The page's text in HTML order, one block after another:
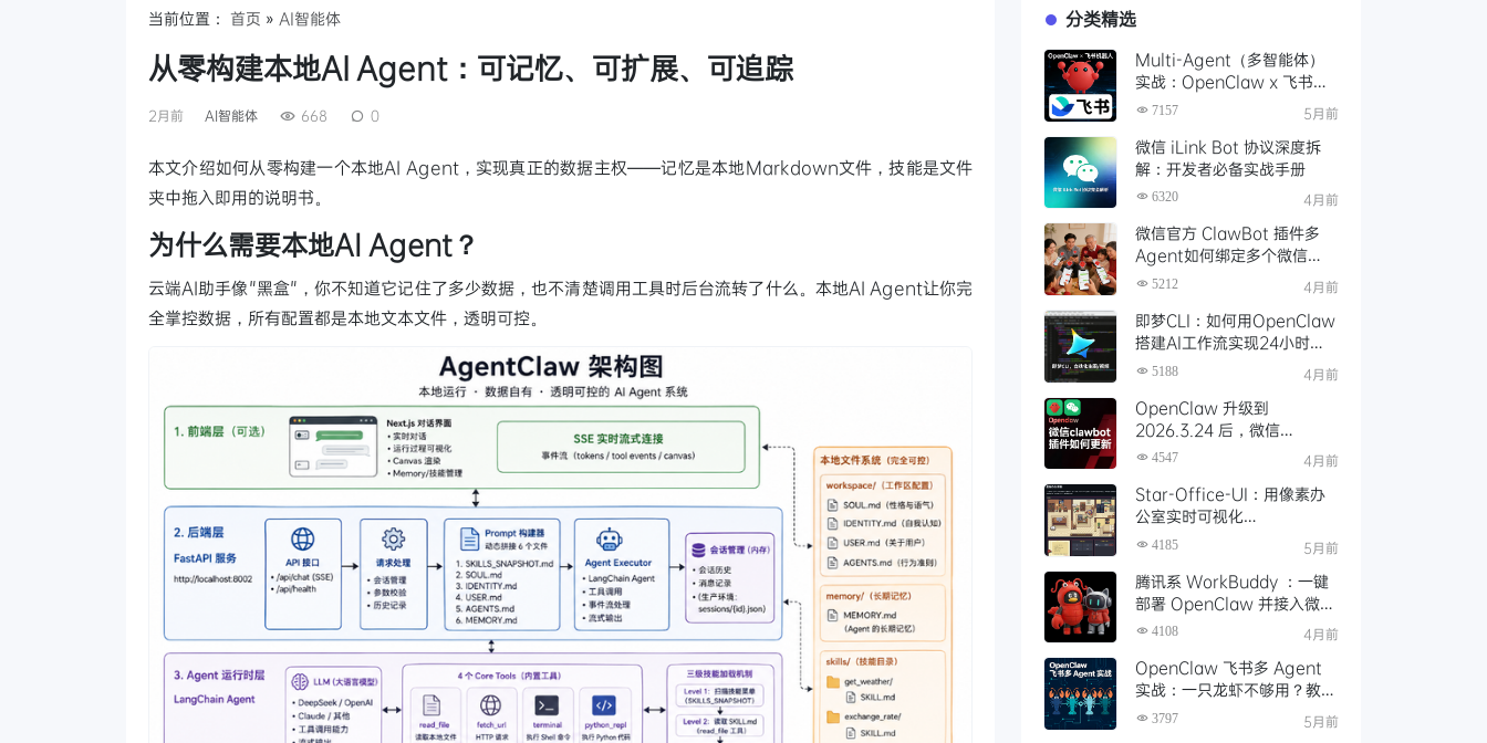
当前位置： 首页 » AI智能体
从零构建本地AI Agent：可记忆、可扩展、可追踪
2月前 AI智能体 668 0
本文介绍如何从零构建一个本地AI Agent，实现真正的数据主权——记忆是本地Markdown文件，技能是文件
夹中拖入即用的说明书。
为什么需要本地AI Agent？
云端AI助手像"黑盒"，你不知道它记住了多少数据，也不清楚调用工具时后台流转了什么。本地AI Agent让你完
全掌控数据，所有配置都是本地文本文件，透明可控。
分类精选
Multi-Agent（多智能体）
实战：OpenClaw x 飞书机
器人，为每个业务场景打造专
7157 5月前
微信 iLink Bot 协议深度拆
解：开发者必备实战手册
6320 4月前
微信官方 ClawBot 插件多
Agent如何绑定多个微信
号？让全家人都用上了
5212 4月前
即梦CLI：如何用OpenClaw
搭建AI工作流实现24小时自
动化生图、生视频创作
5188 4月前
OpenClaw 升级到
2026.3.24 后，微信
ClawBot 插件更新指南
4547 4月前
Star-Office-UI：用像素办
公室实时可视化
OpenClaw（小龙虾）的工
4185 5月前
腾讯系 WorkBuddy ：一键
部署 OpenClaw 并接入微
信，扫码即用，体验丝滑
4108 4月前
OpenClaw 飞书多 Agent
实战：一只龙虾不够用？教你
养一池子龙虾
3797 5月前